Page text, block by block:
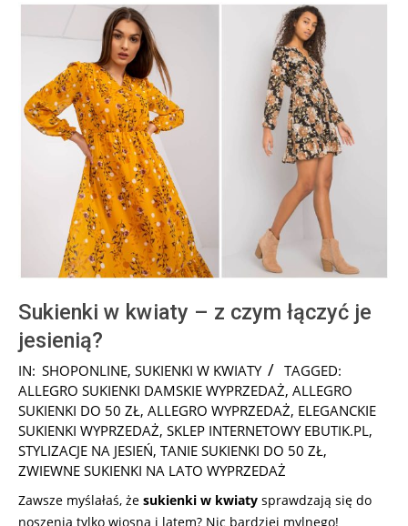
Sukienki w kwiaty – z czym łączyć je
jesienią?
2025-
02-
27
IN: SHOPONLINE, SUKIENKI W KWIATY
TAGGED:
ALLEGRO SUKIENKI DAMSKIE WYPRZEDAŻ, ALLEGRO
SUKIENKI DO 50 ZŁ, ALLEGRO WYPRZEDAŻ, ELEGANCKIE
SUKIENKI WYPRZEDAŻ, SKLEP INTERNETOWY EBUTIK.PL,
STYLIZACJE NA JESIEŃ, TANIE SUKIENKI DO 50 ZŁ,
ZWIEWNE SUKIENKI NA LATO WYPRZEDAŻ
Zawsze myślałaś, że sukienki w kwiaty sprawdzają się do
noszenia tylko wiosną i latem? Nic bardziej mylnego!